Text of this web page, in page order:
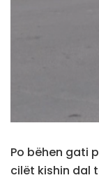
Po bëhen gati
cilët kishin dal